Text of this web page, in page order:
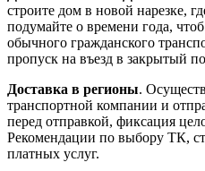
строите дом в новой нарезке,
подумайте о времени года,
обычного гражданского
пропуск на въезд в закрытый
Доставка в регионы.
транспортной компании и
перед отправкой, фиксация
Рекомендации по выбору ТК,
платных услуг.